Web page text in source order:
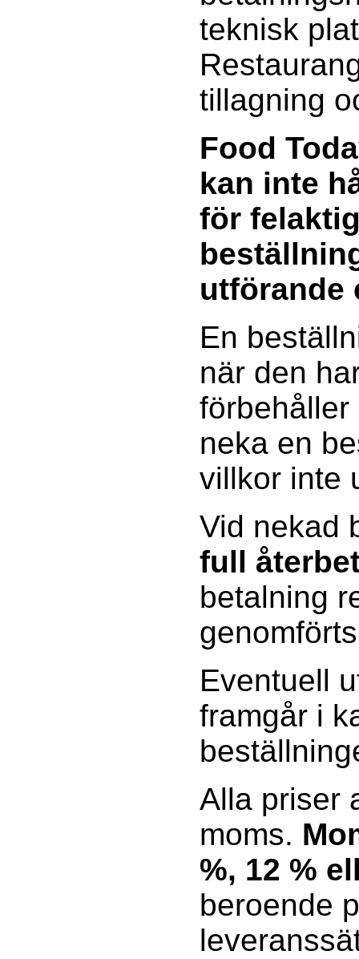
teknisk
tillagning
Food
kan inte
för
utförande
En
när den
neka en
villkor inte
Vid nekad
full
betalning
Eventuell
framgår i
Alla priser
moms.
%, 12 %
beroende